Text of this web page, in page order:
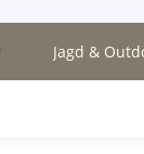
Jagd &